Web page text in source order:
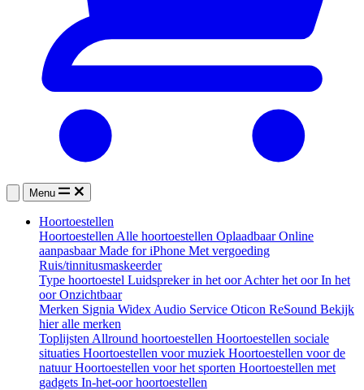
Menu
Hoortoestellen
Hoortoestellen Alle hoortoestellen OplaadbaarOnline
aanpasbaarMade for iPhone Met vergoeding
Ruis/tinnitusmaskeerder
Type hoortoestel Luidspreker in het oorAchter het oorIn het
oorOnzichtbaar
Merken Signia Widex Audio Service Oticon ReSound Bekijk
hier alle merken
Toplijsten Allround hoortoestellen Hoortoestellen sociale
situaties Hoortoestellen voor muziek Hoortoestellen voor de
natuurHoortoestellen voor het sporten Hoortoestellen met
gadgets In-het-oor hoortoestellen